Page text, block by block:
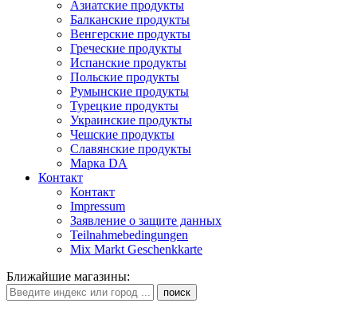
Азиатские продукты
Балканские продукты
Венгерские продукты
Греческие продукты
Испанские продукты
Польские продукты
Румынские продукты
Турецкие продукты
Украинские продукты
Чешские продукты
Славянские продукты
Марка DA
Контакт
Контакт
Impressum
Заявление о защите данных
Teilnahmebedingungen
Mix Markt Geschenkkarte
Ближайшие магазины: